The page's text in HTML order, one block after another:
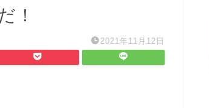
！
2021年11月12日